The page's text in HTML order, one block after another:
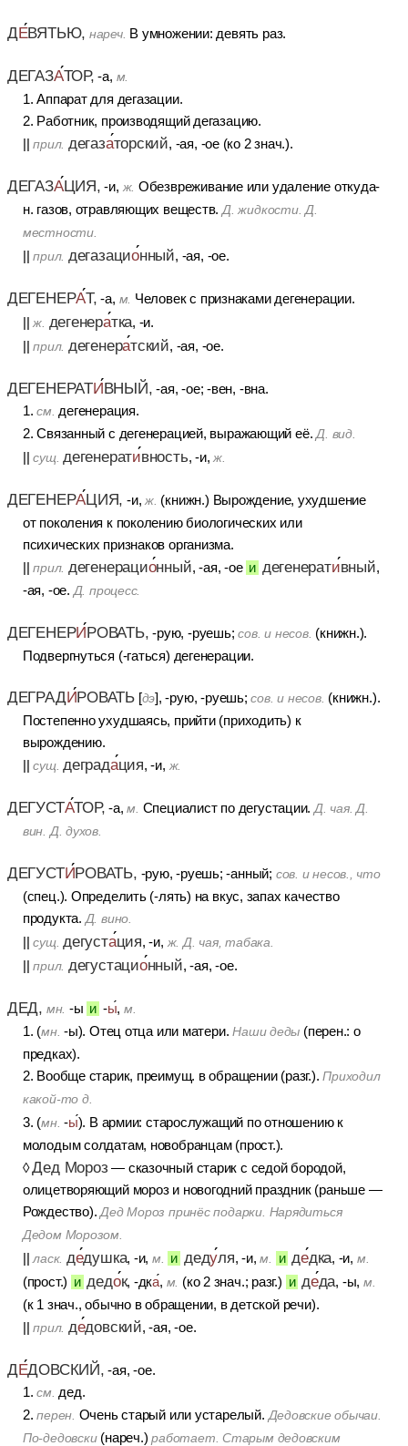
ДЕВЯТЬЮ, нареч. В умножении: девять раз.
ДЕГАЗАТОР, -а, м.
1. Аппарат для дегазации.
2. Работник, производящий дегазацию.
||прил. дегазаторский, -ая, -ое (ко 2 знач.).
ДЕГАЗАЦИЯ, -и, ж. Обезвреживание или удаление откуда-
н. газов, отравляющих веществ.Д. жидкости. Д.
местности.
||прил. дегазационный, -ая, -ое.
ДЕГЕНЕРАТ, -а, м. Человек с признаками дегенерации.
||ж. дегенератка, -и.
||прил. дегенератский, -ая, -ое.
ДЕГЕНЕРАТИВНЫЙ, -ая, -ое; -вен, -вна.
1.см. дегенерация.
2. Связанный с дегенерацией, выражающий её.Д. вид.
||сущ. дегенеративность, -и,ж.
ДЕГЕНЕРАЦИЯ, -и,ж. (книжн.) Вырождение, ухудшение
от поколения к поколению биологических или
психических признаков организма.
||прил. дегенерационный, -ая, -ое и дегенеративный,
-ая, -ое. Д. процесс.
ДЕГЕНЕРИРОВАТЬ, -рую, -руешь;сов. и несов. (книжн.).
Подвергнуться (-гаться) дегенерации.
ДЕГРАДИРОВАТЬ [дэ], -рую, -руешь;сов. и несов. (книжн.).
Постепенно ухудшаясь, прийти (приходить) к
вырождению.
||сущ. деградация, -и, ж.
ДЕГУСТАТОР, -а,м. Специалист по дегустации. Д. чая. Д.
вин. Д. духов.
ДЕГУСТИРОВАТЬ, -рую, -руешь; -анный; сов. и несов., что
(спец.). Определить (-лять) на вкус, запах качество
продукта. Д. вино.
||сущ. дегустация, -и, ж. Д. чая, табака.
||прил. дегустационный, -ая, -ое.
ДЕД, мн. -ы и -ы, м.
1. (мн. -ы). Отец отца или матери.Наши деды (перен.: о
предках).
2. Вообще старик, преимущ. в обращении (разг.).Приходил
какой-то д.
3. (мн. -ы). В армии: старослужащий по отношению к
молодым солдатам, новобранцам (прост.).
◊Дед Мороз — сказочный старик с седой бородой,
олицетворяющий мороз и новогодний праздник (раньше —
Рождество).Дед Мороз принёс подарки. Нарядиться
Дедом Морозом.
||ласк. дедушка, -и,м. и дедуля, -и,м. и дедка, -и, м.
(прост.) и дедок, -дка, м. (ко 2 знач.; разг.) и деда, -ы, м.
(к 1 знач., обычно в обращении, в детской речи).
||прил. дедовский, -ая, -ое.
ДЕДОВСКИЙ, -ая, -ое.
1.см. дед.
2.перен. Очень старый или устарелый. Дедовские обычаи.
По-дедовски(нареч.)работает. Старым дедовским